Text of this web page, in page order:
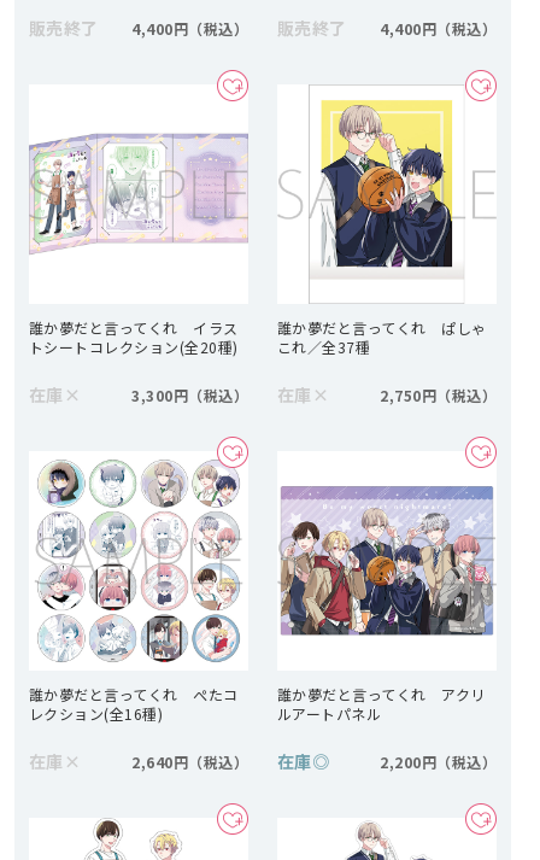
販売終了 4,400円 販売終了 4,400円
誰か夢だと言ってくれ イラス
トシートコレクション(全20種)
在庫 × 3,300円
誰か夢だと言ってくれ ぱしゃ
これ／全37種
在庫 × 2,750円
誰か夢だと言ってくれ ぺたコ
レクション(全16種)
在庫 × 2,640円
誰か夢だと言ってくれ アクリ
ルアートパネル
在庫◎ 2,200円